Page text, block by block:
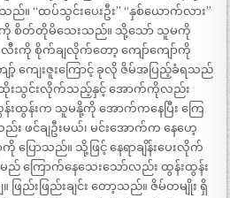
။ “ထပ်သွင်းပေးဦး” “နှစ်ယောက်လား”
ကို စိတ်တိုမိသေးသည်။ သို့သော် သူမကို
းကို စိုက်ချလိုက်တော့ ကျော်ကျော်ကို
ော့် ကျေးဇူးကြောင့် ခုလို ဇိမ်အပြည့်ခံရသည်
ထိုးသွင်းလိုက်သည့်နှင့် အောက်ကိုလည်း
န်းထွန်းက သူမနို့ကို အောက်ကနေပြီး ကြေ
ဖင်ချဦးမယ်၊ မင်းအောက်က နေဟေ့
ပြောသည်။ သို့ဖြင့် နေရာချိန်းပေးလိုက်
ကြောက်နေသေးသော်လည်း ထွန်းထွန်း
ဖြည်းဖြည်းချင်း တော့သည်။ ဇိမ်တမျိုး ရှိ